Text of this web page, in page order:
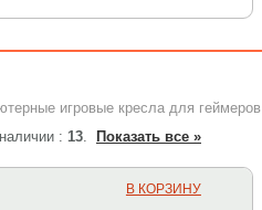
игровые кресла для геймеров
: 13. Показать все »
В КОРЗИНУ